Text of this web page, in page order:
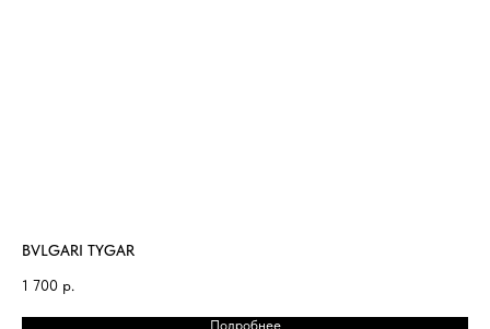
BVLGARI TYGAR
1 700 р.
Подробнее